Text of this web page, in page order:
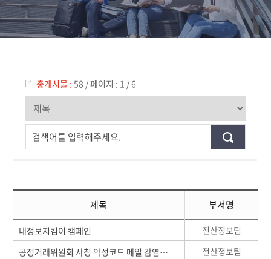
총게시물 : 58 /페이지 : 1 / 6
검색어를 입력해주세요.
제목 부서명
내정보지킴이 캠페인
전산정보팀
공정거래위원회 사칭 악성코드 메일 감염주의
전산정보팀